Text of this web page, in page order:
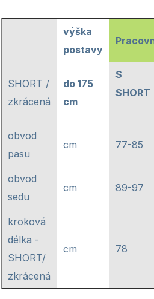
výška
postavy
SHORT /
zkrácená
do 175
cm
S
SHORT
obvod
pasu
cm 77-85
obvod
sedu
cm 89-97
kroková
délka -
SHORT/
zkrácená
cm 78